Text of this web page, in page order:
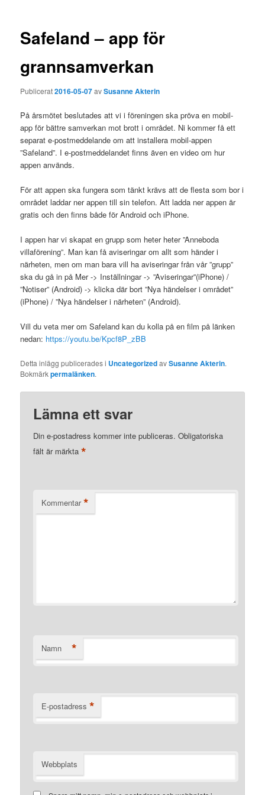
Safeland – app för
grannsamverkan
Publicerat2016-05-07avSusanne Akterin
På årsmötet beslutades att vi i föreningen ska pröva en mobil-
app för bättre samverkan mot brott i området. Ni kommer få ett
separat e-postmeddelande om att installera mobil-appen
”Safeland”. I e-postmeddelandet finns även en video om hur
appen används.
För att appen ska fungera som tänkt krävs att de flesta som bor i
området laddar ner appen till sin telefon. Att ladda ner appen är
gratis och den finns både för Android och iPhone.
I appen har vi skapat en grupp som heter heter ”Anneboda
villaförening”. Man kan få aviseringar om allt som händer i
närheten, men om man bara vill ha aviseringar från vår ”grupp”
ska du gå in på Mer -> Inställningar -> ”Aviseringar”(iPhone) /
”Notiser” (Android) -> klicka där bort ”Nya händelser i området”
(iPhone) / ”Nya händelser i närheten” (Android).
Vill du veta mer om Safeland kan du kolla på en film på länken
nedan: https://youtu.be/Kpcf8P_zBB
Detta inlägg publicerades i UncategorizedavSusanne Akterin.
Bokmärkpermalänken.
Lämna ett svar
Din e-postadress kommer inte publiceras. Obligatoriska
fält är märkta*
Kommentar *
Namn *
E-postadress *
Webbplats